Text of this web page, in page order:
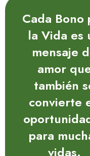
Cada Bono
la Vida es
mensaje
amor
también
convierte
para
vidas.